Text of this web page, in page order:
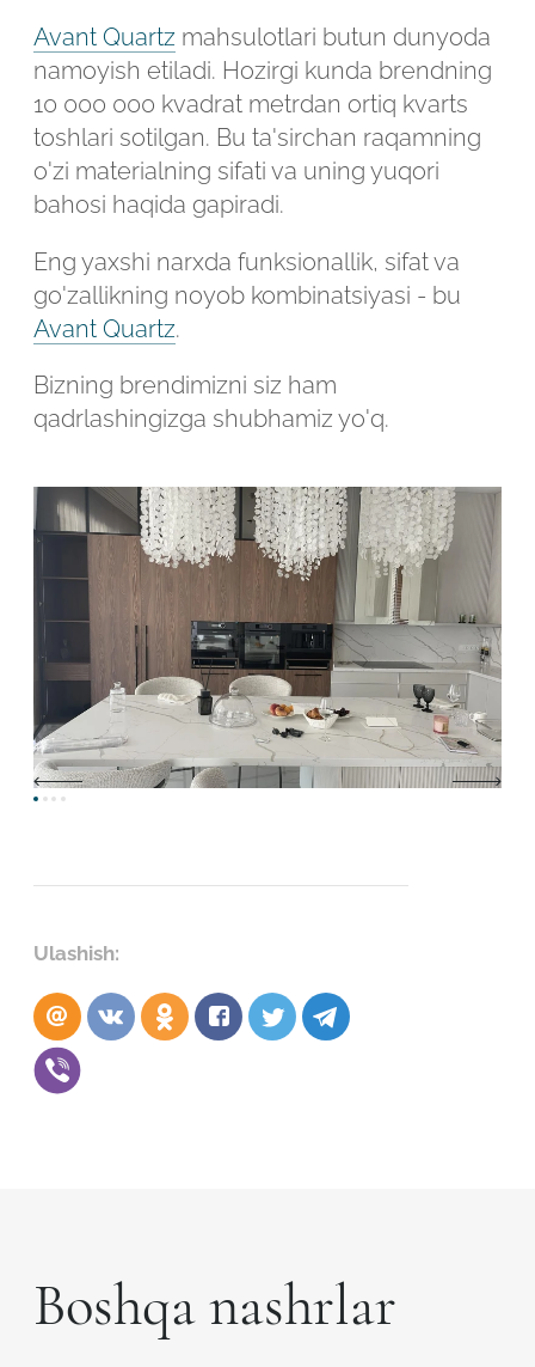
Avant Quartz mahsulotlari butun dunyoda
namoyish etiladi. Hozirgi kunda brendning
10 000 000 kvadrat metrdan ortiq kvarts
toshlari sotilgan. Bu ta'sirchan raqamning
o'zi materialning sifati va uning yuqori
bahosi haqida gapiradi.
Eng yaxshi narxda funksionallik, sifat va
go'zallikning noyob kombinatsiyasi - bu
Avant Quartz.
Bizning brendimizni siz ham
qadrlashingizga shubhamiz yo'q.
Ulashish:
Boshqa nashrlar